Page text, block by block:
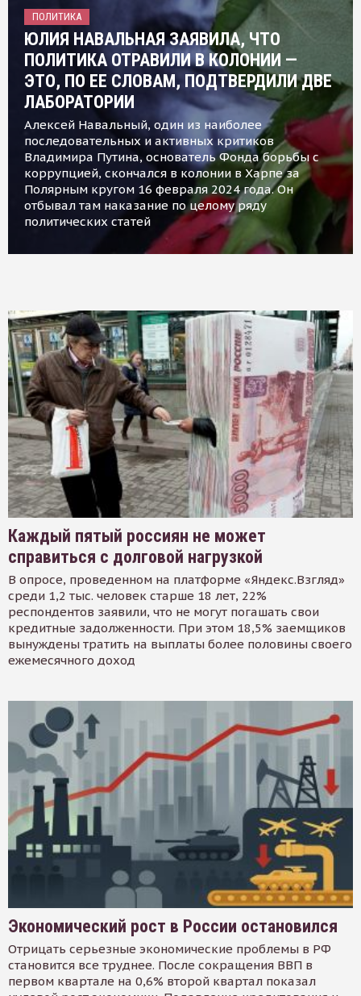
ПОЛИТИКА
ЮЛИЯ НАВАЛЬНАЯ ЗАЯВИЛА, ЧТО
ПОЛИТИКА ОТРАВИЛИ В КОЛОНИИ —
ЭТО, ПО ЕЕ СЛОВАМ, ПОДТВЕРДИЛИ ДВЕ
ЛАБОРАТОРИИ
Алексей Навальный, один из наиболее
последовательных и активных критиков
Владимира Путина, основатель Фонда борьбы с
коррупцией, скончался в колонии в Харпе за
Полярным кругом 16 февраля 2024 года. Он
отбывал там наказание по целому ряду
политических статей
Каждый пятый россиян не может
справиться с долговой нагрузкой
В опросе, проведенном на платформе «Яндекс.Взгляд»
среди 1,2 тыс. человек старше 18 лет, 22%
респондентов заявили, что не могут погашать свои
кредитные задолженности. При этом 18,5% заемщиков
вынуждены тратить на выплаты более половины своего
ежемесячного доход
Экономический рост в России остановился
Отрицать серьезные экономические проблемы в РФ
становится все труднее. После сокращения ВВП в
первом квартале на 0,6% второй квартал показал